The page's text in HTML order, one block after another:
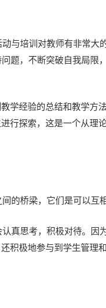
与培训对教师有非常大
题，不断突破自我局限
学经验的总结和教学方
行探索，这是一个从理
的桥梁，它们是可以互相
真思考，积极对待。因
积极地参与到学生管理